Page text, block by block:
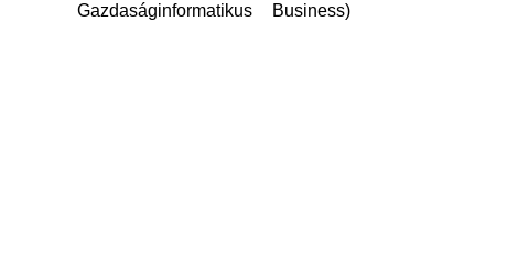
Gazdaságinformatikus‎
Business)